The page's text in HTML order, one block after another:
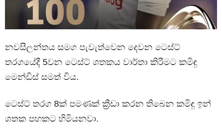
නවසීලන්තය සමග පැවැත්වෙන දෙවන ටෙස්ට්
තරගයේදී 5වන ටෙස්ට් ශතකය වාර්තා කිරීමට කමිඳු
මෙන්ඩිස් සමත් විය.
ටෙස්ට් තරග 8ක් පමණක් ක්‍රීඩා කරන තිබෙන කමිඳු ඉන්
ශතක පහකට හිමියනවා.